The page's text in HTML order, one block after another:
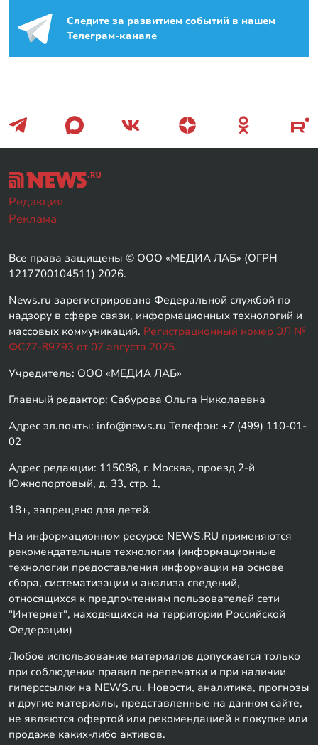
Следите за развитием событий в нашем
Телеграм-канале
Редакция
Реклама
Все права защищены © ООО «МЕДИА ЛАБ» (ОГРН
1217700104511) 2026.
News.ru зарегистрировано Федеральной службой по
надзору в сфере связи, информационных технологий и
массовых коммуникаций. Регистрационный номер ЭЛ №
ФС77-89793 от 07 августа 2025.
Учредитель: ООО «МЕДИА ЛАБ»
Главный редактор: Сабурова Ольга Николаевна
Адрес эл.почты: info@news.ru Телефон: +7 (499) 110-01-
02
Адрес редакции: 115088, г. Москва, проезд 2-й
Южнопортовый, д. 33, стр. 1,
18+, запрещено для детей.
На информационном ресурсе NEWS.RU применяются
рекомендательные технологии (информационные
технологии предоставления информации на основе
сбора, систематизации и анализа сведений,
относящихся к предпочтениям пользователей сети
"Интернет", находящихся на территории Российской
Федерации)
Любое использование материалов допускается только
при соблюдении правил перепечатки и при наличии
гиперссылки на NEWS.ru. Новости, аналитика, прогнозы
и другие материалы, представленные на данном сайте,
не являются офертой или рекомендацией к покупке или
продаже каких-либо активов.